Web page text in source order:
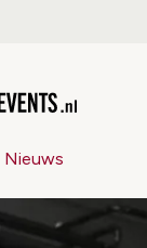
Nieuws